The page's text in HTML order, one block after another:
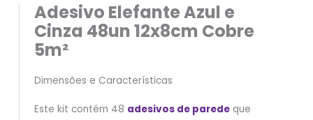
Adesivo Elefante Azul e
Cinza 48un 12x8cm Cobre
5m²
Dimensões e Características
Este kit contém 48 adesivos de paredeque